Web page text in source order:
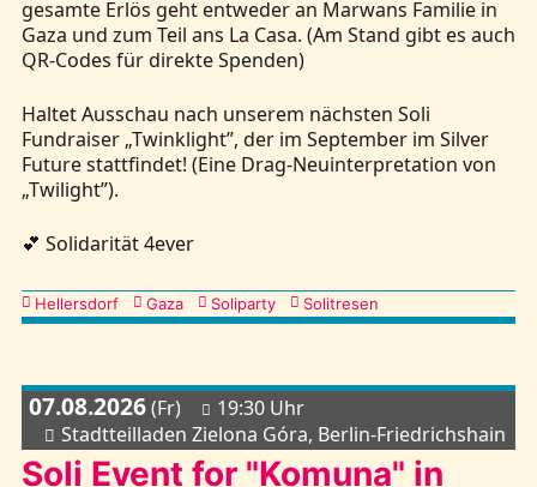
gesamte Erlös geht entweder an Marwans Familie in
Gaza und zum Teil ans La Casa. (Am Stand gibt es auch
QR-Codes für direkte Spenden)
Haltet Ausschau nach unserem nächsten Soli
Fundraiser „Twinklight”, der im September im Silver
Future stattfindet! (Eine Drag-Neuinterpretation von
„Twilight”).
💕 Solidarität 4ever
Kategorien
Hellersdorf Gaza Soliparty Solitresen
07.08.2026(Fr)
19:30 Uhr
Stadtteilladen Zielona Góra, Berlin-Friedrichshain
Soli Event for "Komuna" in